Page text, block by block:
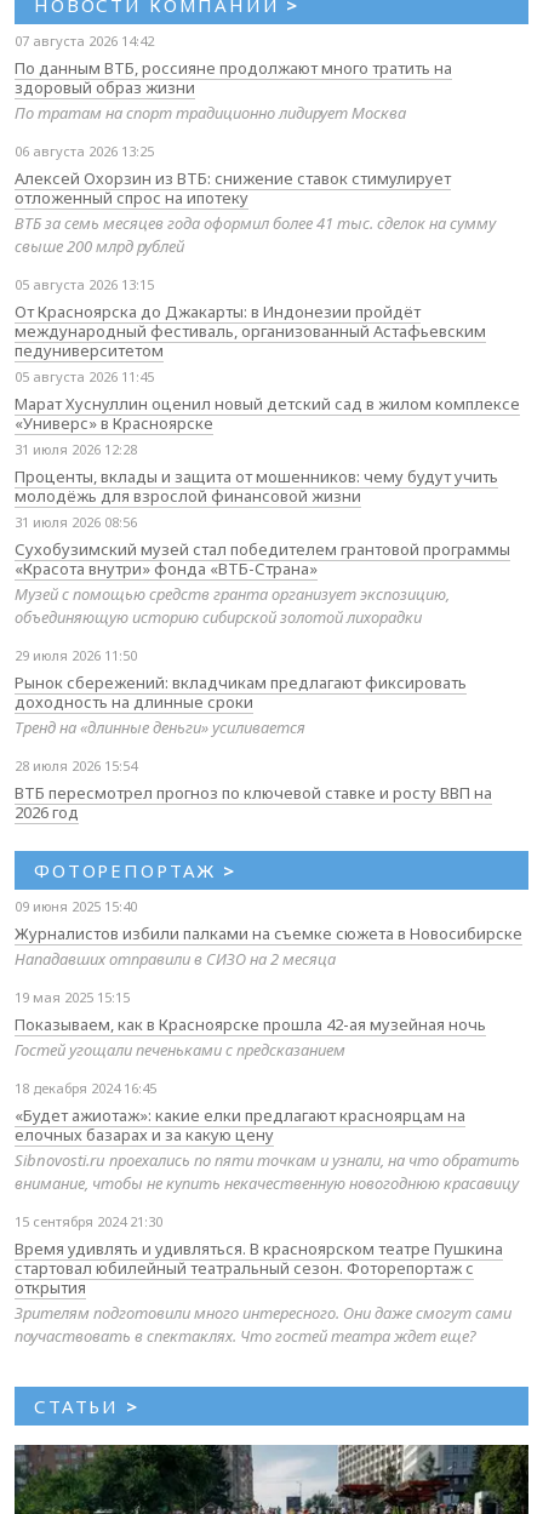
07 августа 2026 14:42
По данным ВТБ, россияне продолжают много тратить на
здоровый образ жизни
По тратам на спорт традиционно лидирует Москва
06 августа 2026 13:25
Алексей Охорзин из ВТБ: снижение ставок стимулирует
отложенный спрос на ипотеку
ВТБ за семь месяцев года оформил более 41 тыс. сделок на сумму
свыше 200 млрд рублей
05 августа 2026 13:15
От Красноярска до Джакарты: в Индонезии пройдёт
международный фестиваль, организованный Астафьевским
педуниверситетом
05 августа 2026 11:45
Марат Хуснуллин оценил новый детский сад в жилом комплексе
«Универс» в Красноярске
31 июля 2026 12:28
Проценты, вклады и защита от мошенников: чему будут учить
молодёжь для взрослой финансовой жизни
31 июля 2026 08:56
Сухобузимский музей стал победителем грантовой программы
«Красота внутри» фонда «ВТБ-Страна»
Музей с помощью средств гранта организует экспозицию,
объединяющую историю сибирской золотой лихорадки
29 июля 2026 11:50
Рынок сбережений: вкладчикам предлагают фиксировать
доходность на длинные сроки
Тренд на «длинные деньги» усиливается
28 июля 2026 15:54
ВТБ пересмотрел прогноз по ключевой ставке и росту ВВП на
2026 год
ФОТОРЕПОРТАЖ >
09 июня 2025 15:40
Журналистов избили палками на съемке сюжета в Новосибирске
Нападавших отправили в СИЗО на 2 месяца
19 мая 2025 15:15
Показываем, как в Красноярске прошла 42-ая музейная ночь
Гостей угощали печеньками с предсказанием
18 декабря 2024 16:45
«Будет ажиотаж»: какие елки предлагают красноярцам на
елочных базарах и за какую цену
Sibnovosti.ru проехались по пяти точкам и узнали, на что обратить
внимание, чтобы не купить некачественную новогоднюю красавицу
15 сентября 2024 21:30
Время удивлять и удивляться. В красноярском театре Пушкина
стартовал юбилейный театральный сезон. Фоторепортаж с
открытия
Зрителям подготовили много интересного. Они даже смогут сами
поучаствовать в спектаклях. Что гостей театра ждет еще?
СТАТЬИ >